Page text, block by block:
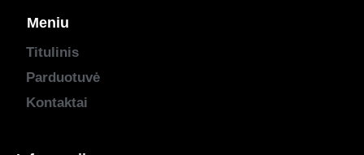
Meniu
Titulinis
Parduotuvė
Kontaktai